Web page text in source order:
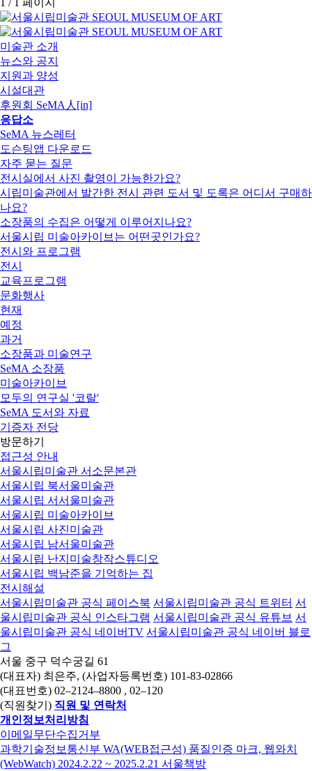
1 / 1 페이지
미술관 소개
뉴스와 공지
지원과 양성
시설대관
후원회 SeMA人[in]
응답소
SeMA 뉴스레터
도슨팅앱 다운로드
자주 묻는 질문
전시실에서 사진 촬영이 가능한가요?
시립미술관에서 발간한 전시 관련 도서 및 도록은 어디서 구매하
나요?
소장품의 수집은 어떻게 이루어지나요?
서울시립 미술아카이브는 어떤곳인가요?
전시와 프로그램
전시
교육프로그램
문화행사
현재
예정
과거
소장품과 미술연구
SeMA 소장품
미술아카이브
모두의 연구실 '코랄'
SeMA 도서와 자료
기증자 전당
방문하기
접근성 안내
서울시립미술관 서소문본관
서울시립 북서울미술관
서울시립 서서울미술관
서울시립 미술아카이브
서울시립 사진미술관
서울시립 남서울미술관
서울시립 난지미술창작스튜디오
서울시립 백남준을 기억하는 집
전시해설
서울시립미술관 공식 페이스북 서울시립미술관 공식 트위터 서
울시립미술관 공식 인스타그램 서울시립미술관 공식 유튜브 서
울시립미술관 공식 네이버TV 서울시립미술관 공식 네이버 블로
그
서울 중구 덕수궁길 61
(대표자) 최은주, (사업자등록번호) 101-83-02866
(대표번호) 02–2124–8800 , 02–120
(직원찾기) 직원 및 연락처
개인정보처리방침
이메일무단수집거부
과학기술정보통신부 WA(WEB접근성) 품질인증 마크, 웹와치
(WebWatch) 2024.2.22 ~ 2025.2.21 서울책방